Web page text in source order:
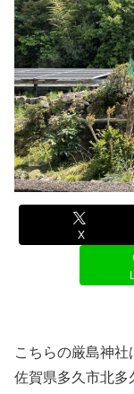
X
こちらの厳島神
佐賀県多久市北多